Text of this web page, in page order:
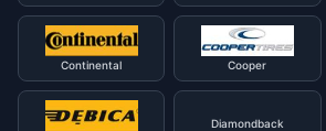
Continental Cooper
Diamondback